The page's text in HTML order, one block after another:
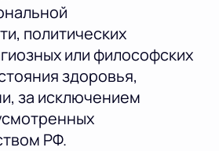
политических
или философских
здоровья,
за исключением
РФ.